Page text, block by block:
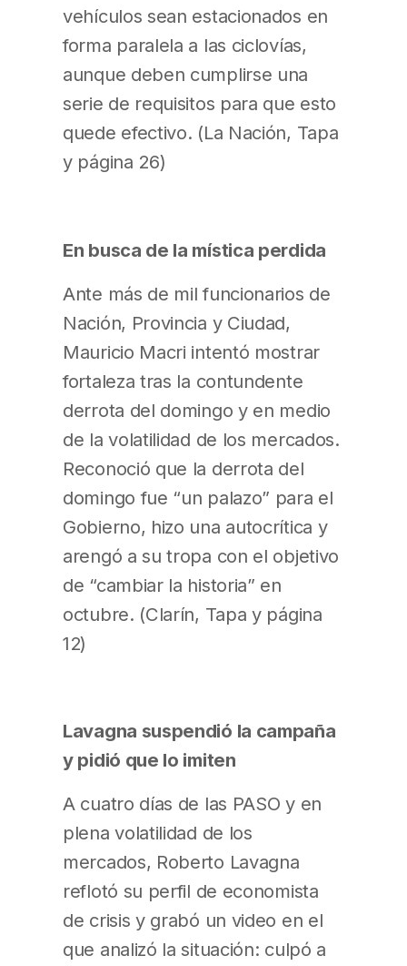
vehículos sean estacionados en
forma paralela a las ciclovías,
aunque deben cumplirse una
serie de requisitos para que esto
quede efectivo. (La Nación, Tapa
y página 26)
En busca de la mística perdida
Ante más de mil funcionarios de
Nación, Provincia y Ciudad,
Mauricio Macri intentó mostrar
fortaleza tras la contundente
derrota del domingo y en medio
de la volatilidad de los mercados.
Reconoció que la derrota del
domingo fue “un palazo” para el
Gobierno, hizo una autocrítica y
arengó a su tropa con el objetivo
de “cambiar la historia” en
octubre. (Clarín, Tapa y página
12)
Lavagna suspendió la campaña
y pidió que lo imiten
A cuatro días de las PASO y en
plena volatilidad de los
mercados, Roberto Lavagna
reflotó su perfil de economista
de crisis y grabó un video en el
que analizó la situación: culpó a